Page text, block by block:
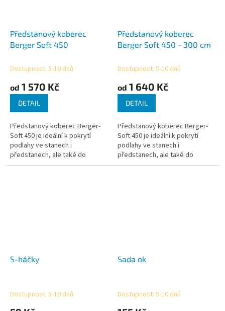
Předstanový koberec
Berger Soft 450
Dostupnost: 5-10 dnů
od 1 570 Kč
DETAIL
Předstanový koberec Berger-
Soft 450 je ideální k pokrytí
podlahy ve stanech i
předstanech, ale také do
domácnosti, na terasy, balkóny
Předstanový koberec
Berger Soft 450 - 300 cm
Dostupnost: 5-10 dnů
od 1 640 Kč
DETAIL
Předstanový koberec Berger-
Soft 450 je ideální k pokrytí
podlahy ve stanech i
předstanech, ale také do
domácnosti, na terasy, balkóny
S-háčky
Dostupnost: 5-10 dnů
Sada ok
Dostupnost: 5-10 dnů